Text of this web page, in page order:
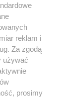
"Hej
piątek!"
reklam i
Za zgodą
używać
prosimy